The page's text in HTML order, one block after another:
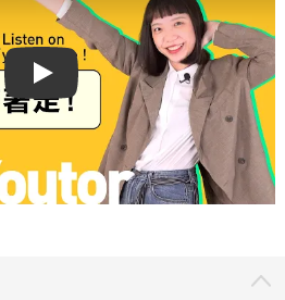
Play video